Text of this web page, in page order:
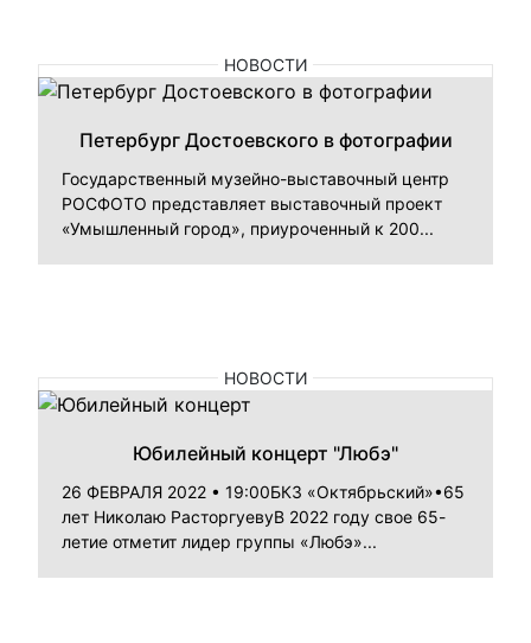
НОВОСТИ
Петербург Достоевского в фотографии
Государственный музейно-выставочный центр
РОСФОТО представляет выставочный проект
«Умышленный город», приуроченный к 200...
НОВОСТИ
Юбилейный концерт "Любэ"
26 ФЕВРАЛЯ 2022 • 19:00БКЗ «Октябрьский»•65
лет Николаю РасторгуевуВ 2022 году свое 65-
летие отметит лидер группы «Любэ»...